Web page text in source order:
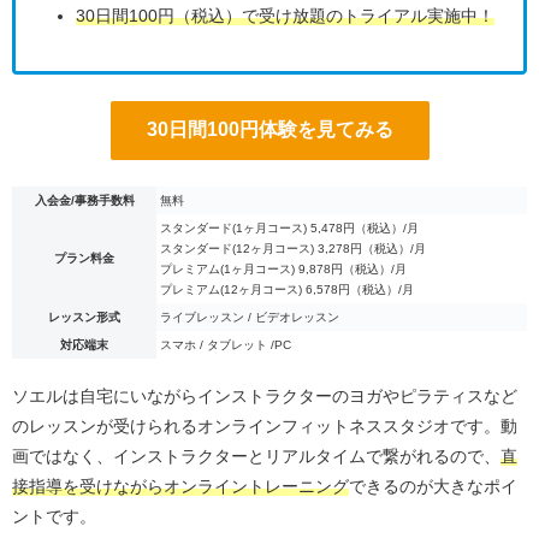
30日間100円（税込）で受け放題のトライアル実施中！
30日間100円体験を見てみる
入会金/事務手数料 無料
プラン料金
スタンダード(1ヶ月コース) 5,478円（税込）/月
スタンダード(12ヶ月コース) 3,278円（税込）/月
プレミアム(1ヶ月コース) 9,878円（税込）/月
プレミアム(12ヶ月コース) 6,578円（税込）/月
レッスン形式 ライブレッスン / ビデオレッスン
対応端末 スマホ / タブレット /PC
ソエルは自宅にいながらインストラクターのヨガやピラティスなど
のレッスンが受けられるオンラインフィットネススタジオです。動
画ではなく、インストラクターとリアルタイムで繋がれるので、 直
接指導を受けながらオンライントレーニングできるのが大きなポイ
ントです。